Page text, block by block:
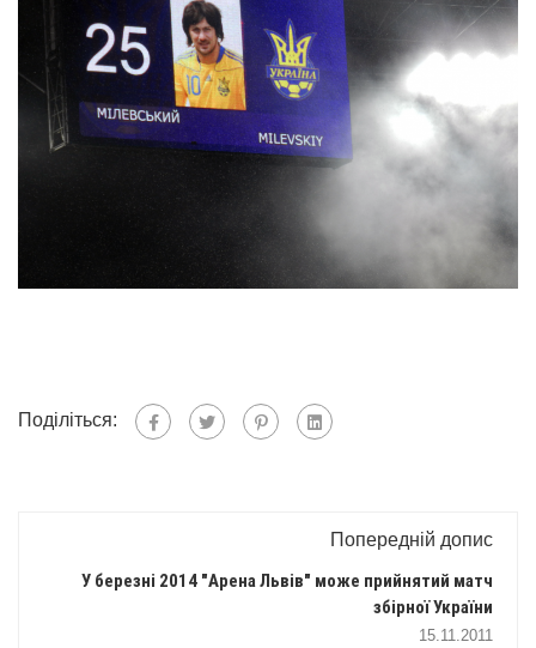
Поділіться:
Попередній допис
У березні 2014 "Арена Львів" може прийнятий матч
збірної України
15.11.2011